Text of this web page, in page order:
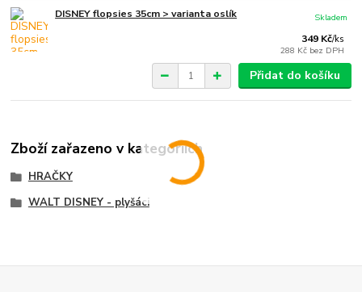
DISNEY flopsies 35cm > varianta oslík
349 Kč/ks
288 Kč bez DPH
Skladem
Přidat do košíku
Zboží zařazeno v kategoriích
HRAČKY
WALT DISNEY - plyšáci